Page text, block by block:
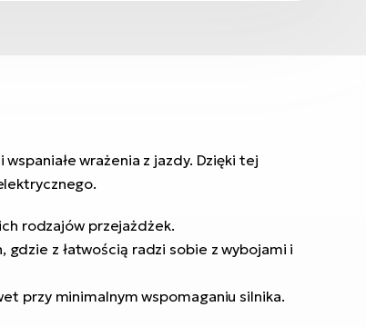
wrażenia z jazdy. Dzięki tej
rodzajów przejażdżek.
z łatwością radzi sobie z wybojami i
przy minimalnym wspomaganiu silnika.